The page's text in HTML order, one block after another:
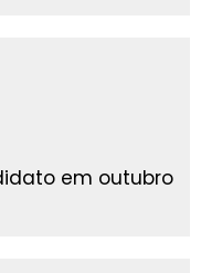
em outubro